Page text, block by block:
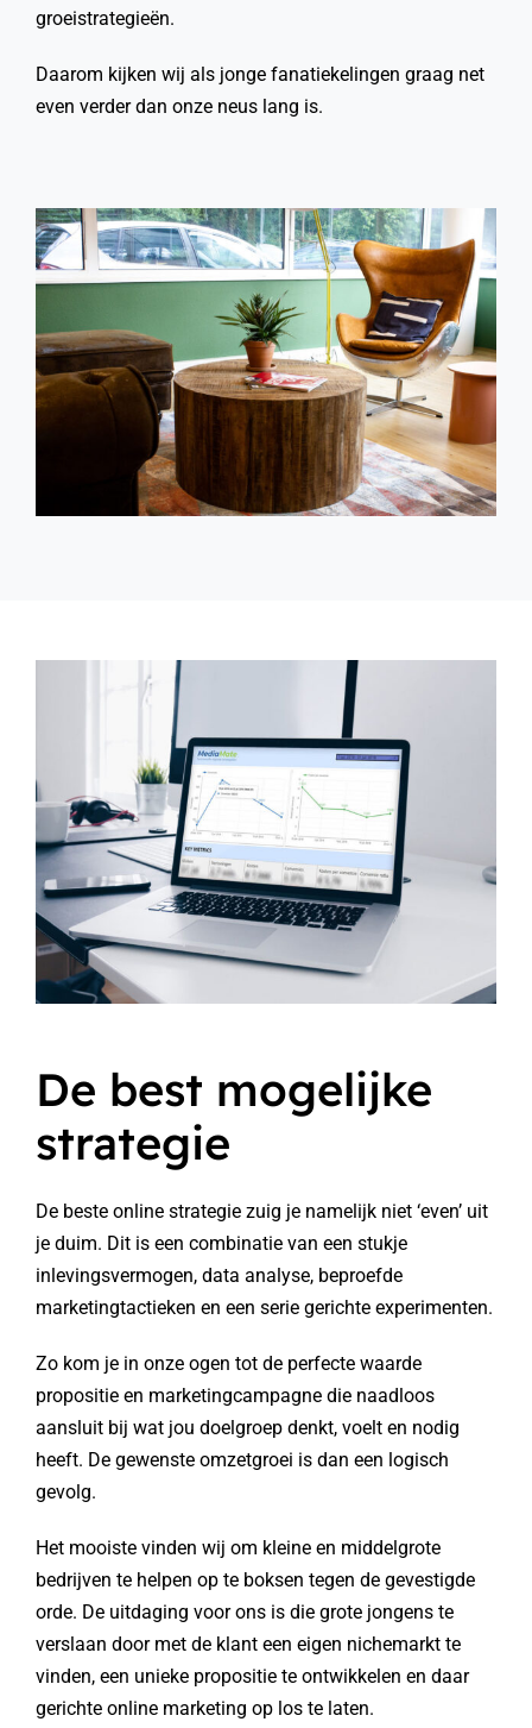
groeistrategieën.
Daarom kijken wij als jonge fanatiekelingen graag net
even verder dan onze neus lang is.
De best mogelijke
strategie
De beste online strategie zuig je namelijk niet ‘even’ uit
je duim. Dit is een combinatie van een stukje
inlevingsvermogen, data analyse, beproefde
marketingtactieken en een serie gerichte experimenten.
Zo kom je in onze ogen tot de perfecte waarde
propositie en marketingcampagne die naadloos
aansluit bij wat jou doelgroep denkt, voelt en nodig
heeft. De gewenste omzetgroei is dan een logisch
gevolg.
Het mooiste vinden wij om kleine en middelgrote
bedrijven te helpen op te boksen tegen de gevestigde
orde. De uitdaging voor ons is die grote jongens te
verslaan door met de klant een eigen nichemarkt te
vinden, een unieke propositie te ontwikkelen en daar
gerichte online marketing op los te laten.